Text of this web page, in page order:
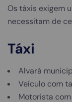
Os táxis exigem
necessitam de
Táxi
Alvará
Veículo com
Motorista